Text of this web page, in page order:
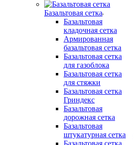
Базальтовая сетка
Базальтовая
кладочная сетка
Армированная
базальтовая сетка
Базальтовая сетка
для газоблока
Базальтовая сетка
для стяжки
Базальтовая сетка
Гриндекс
Базальтовая
дорожная сетка
Базальтовая
штукатурная сетка
Базальтовая сетка